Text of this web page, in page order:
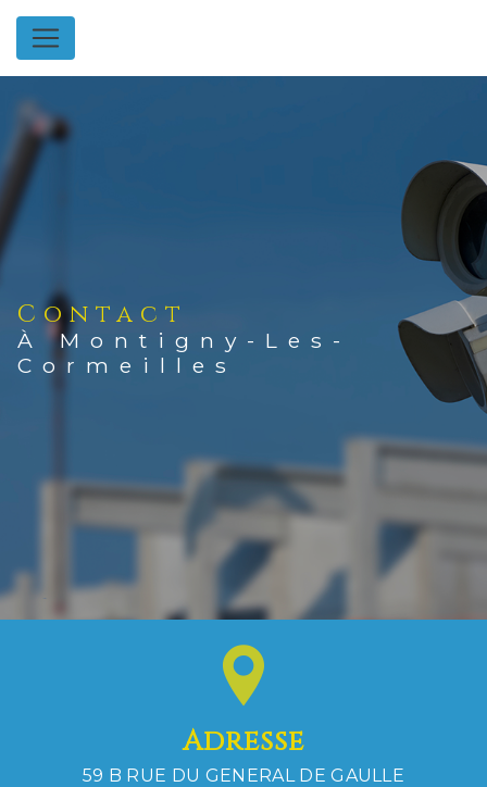
Panneau de gestion des cookies
Contact
À Montigny-Les-
Cormeilles
Adresse
59 B RUE DU GENERAL DE GAULLE